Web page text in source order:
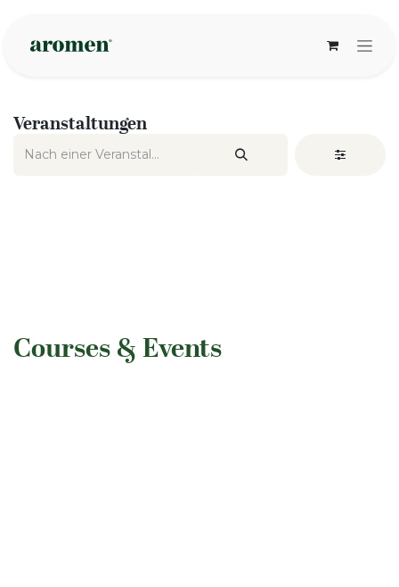
Veranstaltungen
​Courses & Events